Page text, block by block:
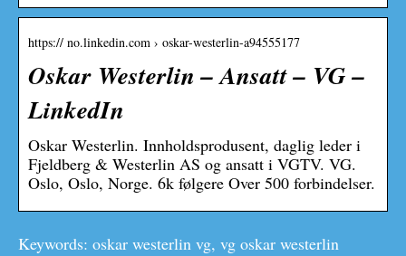
https:// no.linkedin.com › oskar-westerlin-a94555177
Oskar Westerlin – Ansatt – VG –
LinkedIn
Oskar Westerlin. Innholdsprodusent, daglig leder i
Fjeldberg & Westerlin AS og ansatt i VGTV. VG.
Oslo, Oslo, Norge. 6k følgere Over 500 forbindelser.
Keywords: oskar westerlin vg, vg oskar westerlin